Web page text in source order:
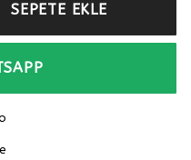
SEPETE EKLE